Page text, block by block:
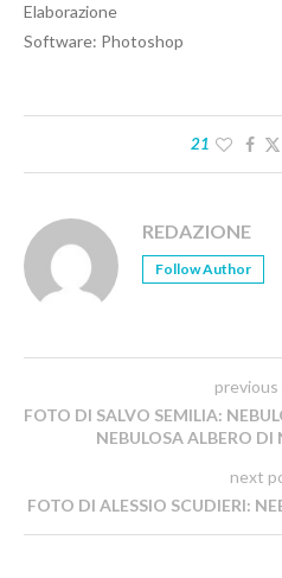
Elaborazione
Software: Photoshop
21
REDAZIONE
Follow Author
FOTO DI SALVO SEMILIA:
NEBULOSA ALBERO
next
FOTO DI ALESSIO SCUDIERI: